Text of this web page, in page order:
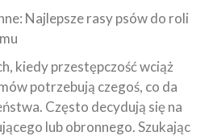
Najlepsze rasy psów do roli
kiedy przestępczość wciąż
potrzebują czegoś, co da
Często decydują się na
lub obronnego. Szukając